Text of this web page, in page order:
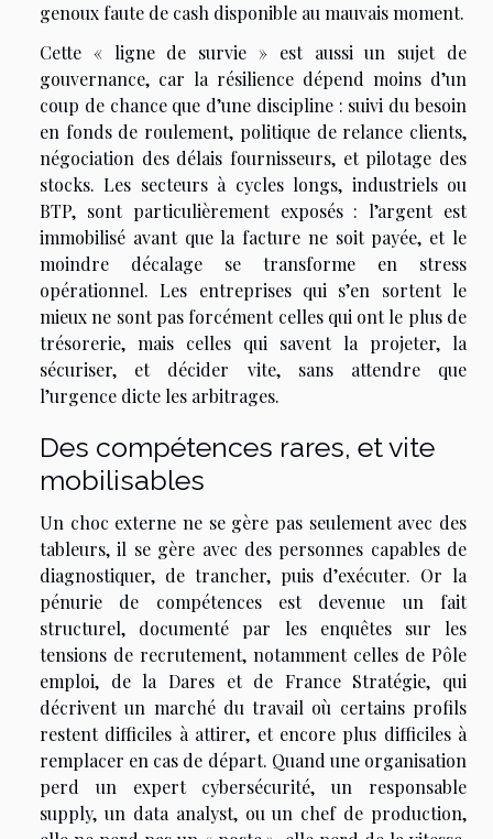
genoux faute de cash disponible au mauvais moment.
Cette « ligne de survie » est aussi un sujet de
gouvernance, car la résilience dépend moins d’un
coup de chance que d’une discipline : suivi du besoin
en fonds de roulement, politique de relance clients,
négociation des délais fournisseurs, et pilotage des
stocks. Les secteurs à cycles longs, industriels ou
BTP, sont particulièrement exposés : l’argent est
immobilisé avant que la facture ne soit payée, et le
moindre décalage se transforme en stress
opérationnel. Les entreprises qui s’en sortent le
mieux ne sont pas forcément celles qui ont le plus de
trésorerie, mais celles qui savent la projeter, la
sécuriser, et décider vite, sans attendre que
l’urgence dicte les arbitrages.
Des compétences rares, et vite
mobilisables
Un choc externe ne se gère pas seulement avec des
tableurs, il se gère avec des personnes capables de
diagnostiquer, de trancher, puis d’exécuter. Or la
pénurie de compétences est devenue un fait
structurel, documenté par les enquêtes sur les
tensions de recrutement, notamment celles de Pôle
emploi, de la Dares et de France Stratégie, qui
décrivent un marché du travail où certains profils
restent difficiles à attirer, et encore plus difficiles à
remplacer en cas de départ. Quand une organisation
perd un expert cybersécurité, un responsable
supply, un data analyst, ou un chef de production,